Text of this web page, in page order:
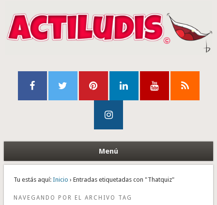
Menú
Tu estás aquí: Inicio › Entradas etiquetadas con "Thatquiz"
NAVEGANDO POR EL ARCHIVO TAG